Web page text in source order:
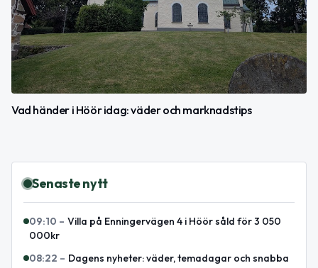
Vad händer i Höör idag: väder och marknadstips
Senaste nytt
09:10 – Villa på Enningervägen 4 i Höör såld för 3 050
000kr
08:22 – Dagens nyheter: väder, temadagar och snabba